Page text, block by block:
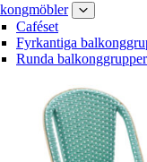
Caféset
Fyrkantiga
Runda balkonggrupper